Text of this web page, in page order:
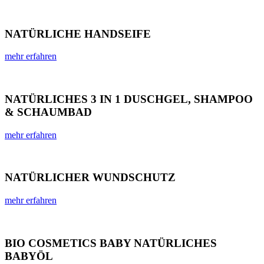
NATÜRLICHE HANDSEIFE
mehr erfahren
NATÜRLICHES 3 IN 1 DUSCHGEL, SHAMPOO
& SCHAUMBAD
mehr erfahren
NATÜRLICHER WUNDSCHUTZ
mehr erfahren
BIO COSMETICS BABY NATÜRLICHES
BABYÖL